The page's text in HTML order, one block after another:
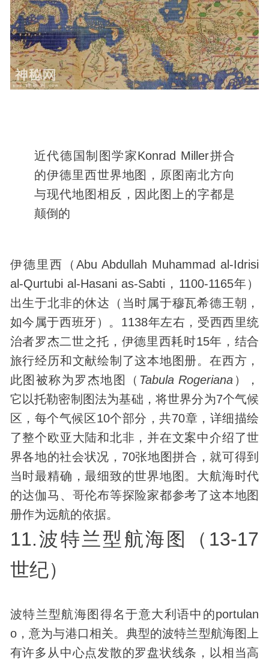
近代德国制图学家Konrad Miller拼合
的伊德里西世界地图，原图南北方向
与现代地图相反，因此图上的字都是
颠倒的
伊德里西（Abu Abdullah Muhammad al-Idrisi
al-Qurtubi al-Hasani as-Sabti，1100-1165年）
出生于北非的休达（当时属于穆瓦希德王朝，
如今属于西班牙）。1138年左右，受西西里统
治者罗杰二世之托，伊德里西耗时15年，结合
旅行经历和文献绘制了这本地图册。在西方，
此图被称为罗杰地图（ Tabula Rogeriana ），
它以托勒密制图法为基础，将世界分为7个气候
区，每个气候区10个部分，共70章，详细描绘
了整个欧亚大陆和北非，并在文案中介绍了世
界各地的社会状况，70张地图拼合，就可得到
当时最精确，最细致的世界地图。大航海时代
的达伽马、哥伦布等探险家都参考了这本地图
册作为远航的依据。
11.波特兰型航海图（13-17
世纪）
波特兰型航海图得名于意大利语中的portulan
o，意为与港口相关。典型的波特兰型航海图上
有许多从中心点发散的罗盘状线条，以相当高